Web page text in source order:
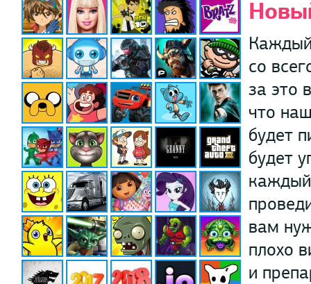
со
за это
что
будет
будет
каждый
вам
плохо
и